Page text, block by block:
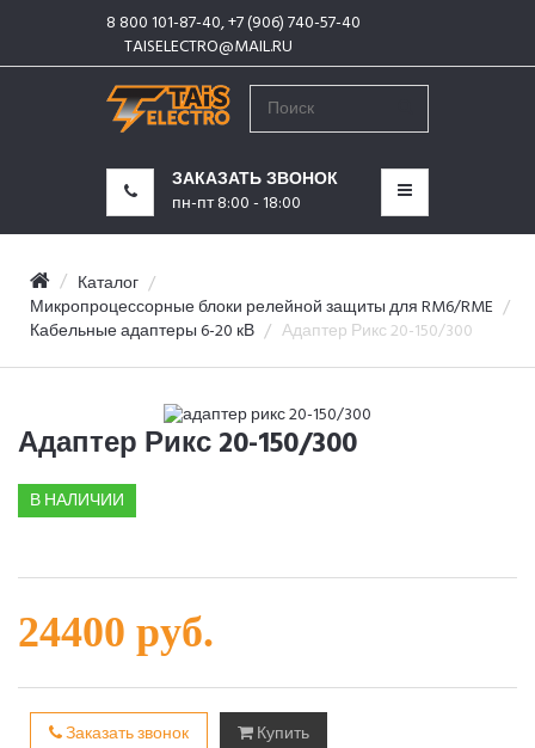
8 800 101-87-40, +7 (906) 740-57-40
TAISELECTRO@MAIL.RU
ЗАКАЗАТЬ ЗВОНОК
пн-пт 8:00 - 18:00
КАТЕГОРИИ
Каталог
Микропроцессорные блоки релейной защиты для RM6/RME
Кабельные адаптеры 6-20 кВ
Адаптер Рикс 20-150/300
Адаптер Рикс 20-150/300
В НАЛИЧИИ
24400 руб.
Заказать звонок Купить